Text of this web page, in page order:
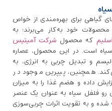
گیاهی برای بهره‌مندی از خواص
خود به‌کار می‌برند؛ به‌
که محصول شرکت آمیتیس
است. در این محصول، عصاره
و تبدیل چربی به انرژی، به
همچنین، پیپرین موجود در
داده و هضم غذا را به میزان
فلفل سیاه به‌ عنوان یک عنصر
شده و به تقویت اثرات چربی‌سوزی